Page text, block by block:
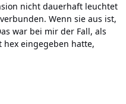
nicht dauerhaft leuchtet
Wenn sie aus ist,
war bei mir der Fall, als
hex eingegeben hatte,